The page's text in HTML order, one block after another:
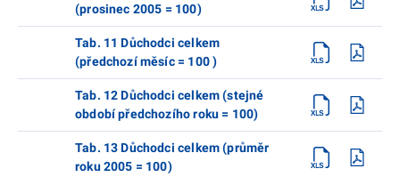
(prosinec 2005 = 100)
Tab. 11 Důchodci celkem
(předchozí měsíc = 100 )
Tab. 12 Důchodci celkem (stejné
období předchozího roku = 100)
Tab. 13 Důchodci celkem (průměr
roku 2005 = 100)